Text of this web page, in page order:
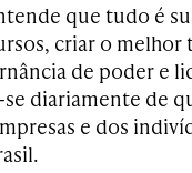
que tudo é
criar o melhor
de poder e
diariamente de
e dos